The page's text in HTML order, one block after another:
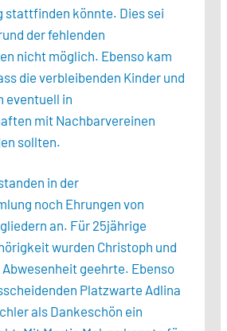
stattfinden könnte. Dies sei
der fehlenden
nicht möglich. Ebenso kam
die verbleibenden Kinder und
eventuell in
mit Nachbarvereinen
sollten.
in der
noch Ehrungen von
an. Für 25jährige
wurden Christoph und
geehrte. Ebenso
Platzwarte Adlina
als Dankeschön ein